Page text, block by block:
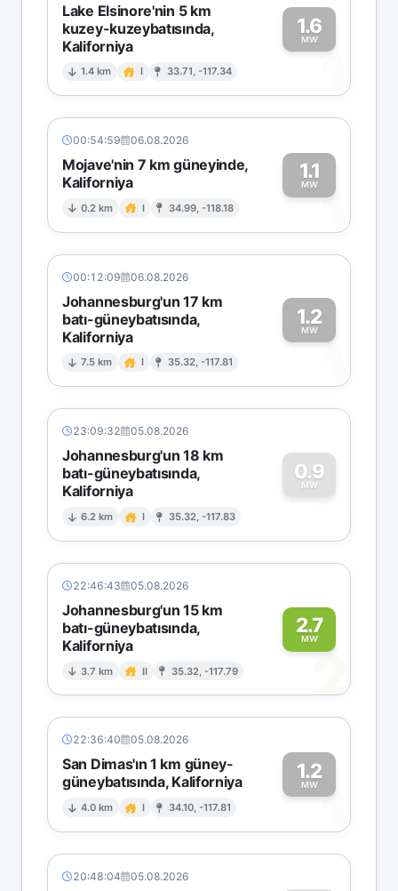
Lake Elsinore'nin 5 km
kuzey-kuzeybatısında,
Kaliforniya
1.4 km I 33.71, -117.34
1.6
MW
1
00:54:59 06.08.2026
Mojave'nin 7 km güneyinde,
Kaliforniya
0.2 km I 34.99, -118.18
1.1
MW1
00:12:09 06.08.2026
Johannesburg'un 17 km
batı-güneybatısında,
Kaliforniya
7.5 km I 35.32, -117.81
1.2
MW
1
23:09:32 05.08.2026
Johannesburg'un 18 km
batı-güneybatısında,
Kaliforniya
6.2 km I 35.32, -117.83
0.9
MW
0
22:46:43 05.08.2026
Johannesburg'un 15 km
batı-güneybatısında,
Kaliforniya
3.7 km II 35.32, -117.79
2.7
MW
2
22:36:40 05.08.2026
San Dimas'ın 1 km güney-
güneybatısında, Kaliforniya
4.0 km I 34.10, -117.81
1.2
MW1
20:48:04 05.08.2026